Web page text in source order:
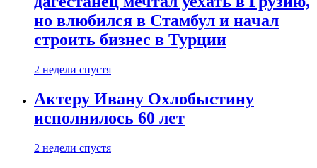
но влюбился в Стамбул и начал
строить бизнес в Турции
2 недели спустя
Актеру Ивану Охлобыстину
исполнилось 60 лет
2 недели спустя